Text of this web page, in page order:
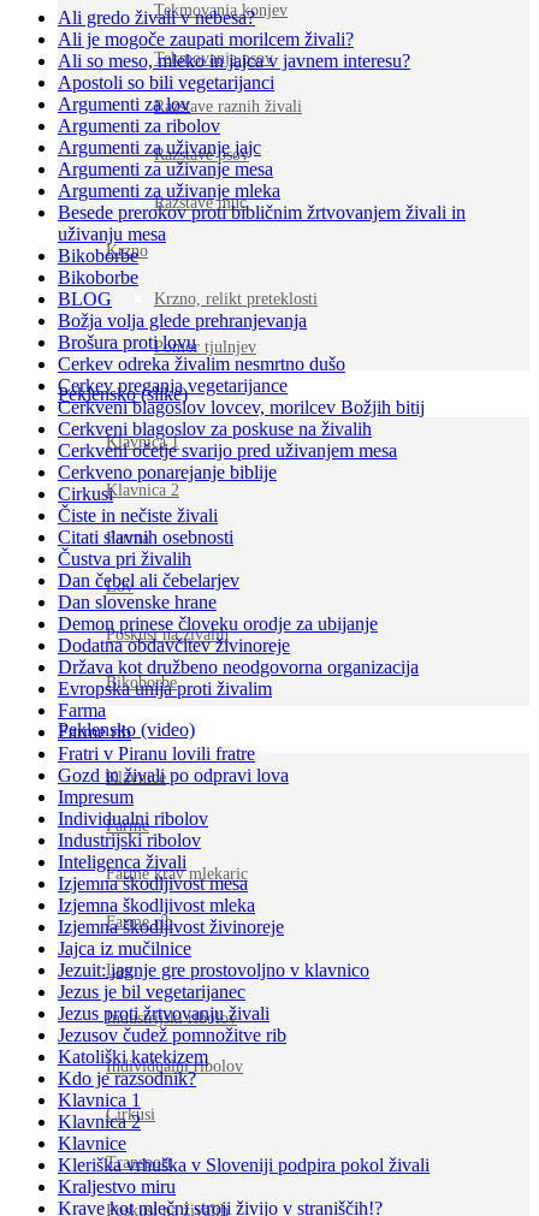
Tekmovanja konjev
Tekmovanja psov
Razstave raznih živali
Razstave psov
Razstave muc
Krzno
Krzno, relikt preteklosti
Pomor tjulnjev
Peklensko (slike)
Klavnica 1
Klavnica 2
Farma
Lov
Poskusi na živalih
Bikoborbe
Peklensko (video)
Klavnice
Farme
Farme krav mlekaric
Farme rib
Lov
Industrijski ribolov
Individualni ribolov
Cirkusi
Transport
Poskusi na živalih
Ali gredo živali v nebesa?
Ali je mogoče zaupati morilcem živali?
Ali so meso, mleko in jajca v javnem interesu?
Apostoli so bili vegetarijanci
Argumenti za lov
Argumenti za ribolov
Argumenti za uživanje jajc
Argumenti za uživanje mesa
Argumenti za uživanje mleka
Besede prerokov proti bibličnim žrtvovanjem živali in
uživanju mesa
Bikoborbe
Bikoborbe
BLOG
Božja volja glede prehranjevanja
Brošura proti lovu
Cerkev odreka živalim nesmrtno dušo
Cerkev preganja vegetarijance
Cerkveni blagoslov lovcev, morilcev Božjih bitij
Cerkveni blagoslov za poskuse na živalih
Cerkveni očetje svarijo pred uživanjem mesa
Cerkveno ponarejanje biblije
Cirkusi
Čiste in nečiste živali
Citati slavnih osebnosti
Čustva pri živalih
Dan čebel ali čebelarjev
Dan slovenske hrane
Demon prinese človeku orodje za ubijanje
Dodatna obdavčitev živinoreje
Država kot družbeno neodgovorna organizacija
Evropska unija proti živalim
Farma
Farme rib
Fratri v Piranu lovili fratre
Gozd in živali po odpravi lova
Impresum
Individualni ribolov
Industrijski ribolov
Inteligenca živali
Izjemna škodljivost mesa
Izjemna škodljivost mleka
Izjemna škodljivost živinoreje
Jajca iz mučilnice
Jezuit: jagnje gre prostovoljno v klavnico
Jezus je bil vegetarijanec
Jezus proti žrtvovanju živali
Jezusov čudež pomnožitve rib
Katoliški katekizem
Kdo je razsodnik?
Klavnica 1
Klavnica 2
Klavnice
Kleriška vrhuška v Sloveniji podpira pokol živali
Kraljestvo miru
Krave kot mlečni stroji živijo v straniščih!?